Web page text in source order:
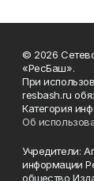
© 2026
«РесБаш».
При
resbash.ru
Категория
Об
Учредители:
информации
общество